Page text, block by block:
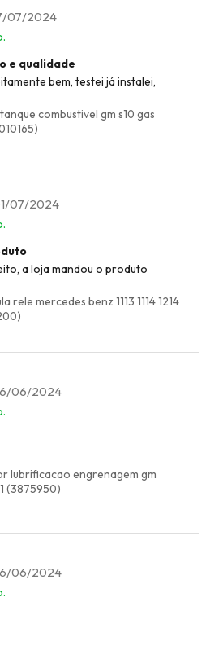
07/2024
e qualidade
bem, testei já instalei,
combustivel gm s10 gas
07/2024
a loja mandou o produto
rele mercedes benz 1113 1114 1214
06/2024
lubrificacao engrenagem gm
(3875950)
06/2024